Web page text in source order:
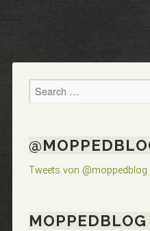
Tweets von @moppedblog
MOPPEDBLOG